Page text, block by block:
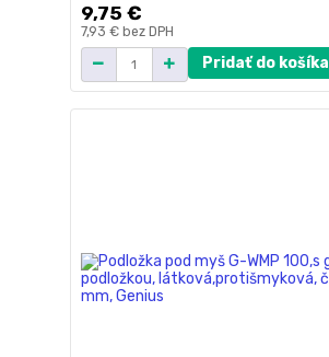
9,75 €
7,93 € bez DPH
Pridať do košíka